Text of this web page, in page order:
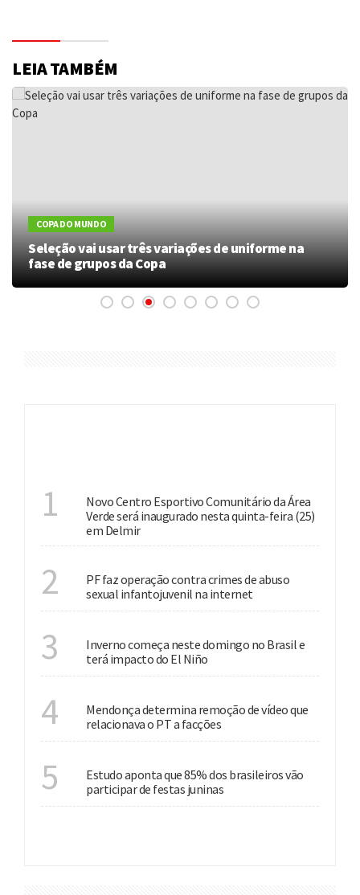
LEIA TAMBÉM
COPA DO MUNDO
Seleção vai usar três variações de uniforme na
fase de grupos da Copa
1
Novo Centro Esportivo Comunitário da Área
Verde será inaugurado nesta quinta-feira (25)
em Delmir
2
PF faz operação contra crimes de abuso
sexual infantojuvenil na internet
3
Inverno começa neste domingo no Brasil e
terá impacto do El Niño
4
Mendonça determina remoção de vídeo que
relacionava o PT a facções
5
Estudo aponta que 85% dos brasileiros vão
participar de festas juninas